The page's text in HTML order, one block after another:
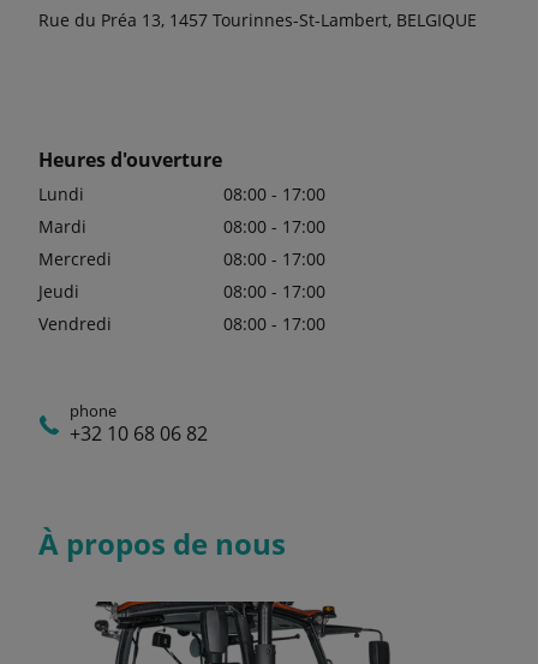
Rue du Préa 13, 1457 Tourinnes-St-Lambert, BELGIQUE
Heures d'ouverture
Lundi
08:00 - 17:00
Mardi
08:00 - 17:00
Mercredi
08:00 - 17:00
Jeudi
08:00 - 17:00
Vendredi
08:00 - 17:00
phone
+32 10 68 06 82
À propos de nous